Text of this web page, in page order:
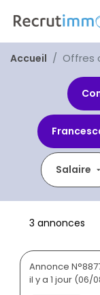
Accueil Offres
Salaire
3 annonces
Annonce
il y a 1 jour (06/